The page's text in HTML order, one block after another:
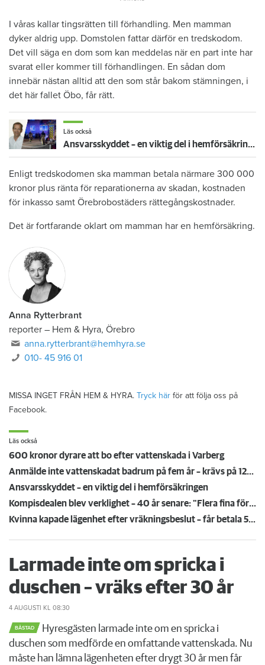
I våras kallar tingsrätten till förhandling. Men mamman
dyker aldrig upp. Domstolen fattar därför en tredskodom.
Det vill säga en dom som kan meddelas när en part inte har
svarat eller kommer till förhandlingen. En sådan dom
innebär nästan alltid att den som står bakom stämningen, i
det här fallet Öbo, får rätt.
Läs också
Ansvarsskyddet – en viktig del i hemförsäkringen
Enligt tredskodomen ska mamman betala närmare 300 000
kronor plus ränta för reparationerna av skadan, kostnaden
för inkasso samt Örebrobostäders rättegångskostnader.
Det är fortfarande oklart om mamman har en hemförsäkring.
Anna Rytterbrant
reporter – Hem & Hyra, Örebro
anna.rytterbrant@hemhyra.se
010- 45 916 01
MISSA INGET FRÅN HEM & HYRA. Tryck här för att följa oss på
Facebook.
Läs också
600 kronor dyrare att bo efter vattenskada i Varberg
Anmälde inte vattenskadat badrum på fem år – krävs på 125 000 kronor
Ansvarsskyddet – en viktig del i hemförsäkringen
Kompisdealen blev verklighet – 40 år senare: "Flera fina fördelar med att dela bostad"
Kvinna kapade lägenhet efter vräkningsbeslut – får betala 50 000
Larmade inte om spricka i
duschen – vräks efter 30 år
4 AUGUSTI KL 08:30
BÅSTAD
Hyresgästen larmade inte om en spricka i
duschen som medförde en omfattande vattenskada. Nu
måste han lämna lägenheten efter drygt 30 år men får